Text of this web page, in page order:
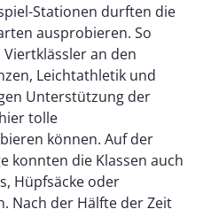
Stationen durften die
ausprobieren. So
an den
Leichtathletik und
Unterstützung der
tolle
können. Auf der
konnten die Klassen auch
Hüpfsäcke oder
Nach der Hälfte der Zeit